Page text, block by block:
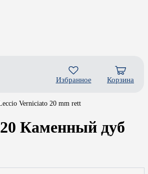
Избранное Корзина
Verniciato 20 mm rett
Каменный дуб